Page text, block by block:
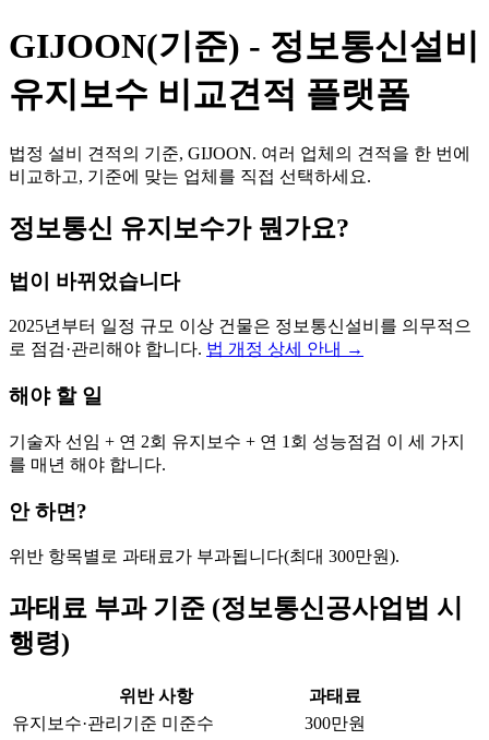
GIJOON(기준) - 정보통신설비
유지보수 비교견적 플랫폼
법정 설비 견적의 기준, GIJOON. 여러 업체의 견적을 한 번에
비교하고, 기준에 맞는 업체를 직접 선택하세요.
정보통신 유지보수가 뭔가요?
법이 바뀌었습니다
2025년부터 일정 규모 이상 건물은 정보통신설비를 의무적으
로 점검·관리해야 합니다. 법 개정 상세 안내 →
해야 할 일
기술자 선임 + 연 2회 유지보수 + 연 1회 성능점검 이 세 가지
를 매년 해야 합니다.
안 하면?
위반 항목별로 과태료가 부과됩니다(최대 300만원).
과태료 부과 기준 (정보통신공사업법 시
행령)
위반 사항
과태료
유지보수·관리기준 미준수
300만원